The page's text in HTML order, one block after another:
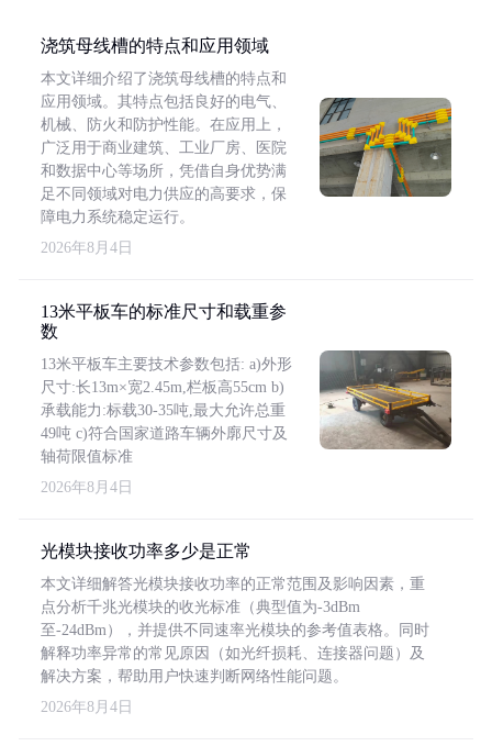
浇筑母线槽的特点和应用领域
本文详细介绍了浇筑母线槽的特点和
应用领域。其特点包括良好的电气、
机械、防火和防护性能。在应用上，
广泛用于商业建筑、工业厂房、医院
和数据中心等场所，凭借自身优势满
足不同领域对电力供应的高要求，保
障电力系统稳定运行。
2026年8月4日
13米平板车的标准尺寸和载重参
数
13米平板车主要技术参数包括: a)外形
尺寸:长13m×宽2.45m,栏板高55cm b)
承载能力:标载30-35吨,最大允许总重
49吨 c)符合国家道路车辆外廓尺寸及
轴荷限值标准
2026年8月4日
光模块接收功率多少是正常
本文详细解答光模块接收功率的正常范围及影响因素，重
点分析千兆光模块的收光标准（典型值为-3dBm
至-24dBm），并提供不同速率光模块的参考值表格。同时
解释功率异常的常见原因（如光纤损耗、连接器问题）及
解决方案，帮助用户快速判断网络性能问题。
2026年8月4日